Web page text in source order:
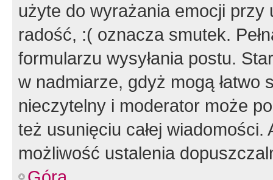
użyte do wyrażania emocji
radość, :( oznacza smutek.
formularzu wysyłania postu.
w nadmiarze, gdyż mogą
nieczytelny i moderator może
też usunięciu całej
możliwość ustalenia